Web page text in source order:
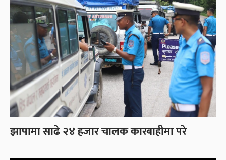
झापामा साढे २४ हजार चालक कारबाहीमा परे